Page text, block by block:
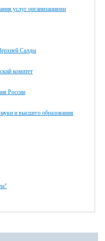
услуг организациями
Салды
комитет
России
и высшего образования